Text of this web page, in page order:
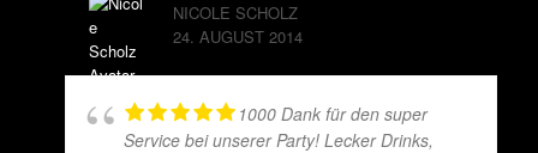
NICOLE SCHOLZ
24. AUGUST 2014
1000 Dank für den super
Service bei unserer Party! Lecker Drinks,